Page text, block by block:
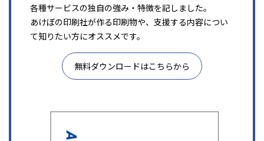
各種サービスの独自の強み・特徴を記しました。
あけぼの印刷社が作る印刷物や、支援する内容につい
て知りたい方にオススメです。
無料ダウンロードはこちらから